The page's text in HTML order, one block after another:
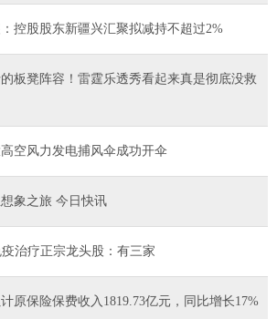
控股股东新疆兴汇聚拟减持不超过2%
板凳阵容！雷霆乐透秀看起来真是彻底没救
空风力发电捕风伞成功开伞
象之旅 今日快讯
治疗正宗龙头股：有三家
原保险保费收入1819.73亿元，同比增长17%